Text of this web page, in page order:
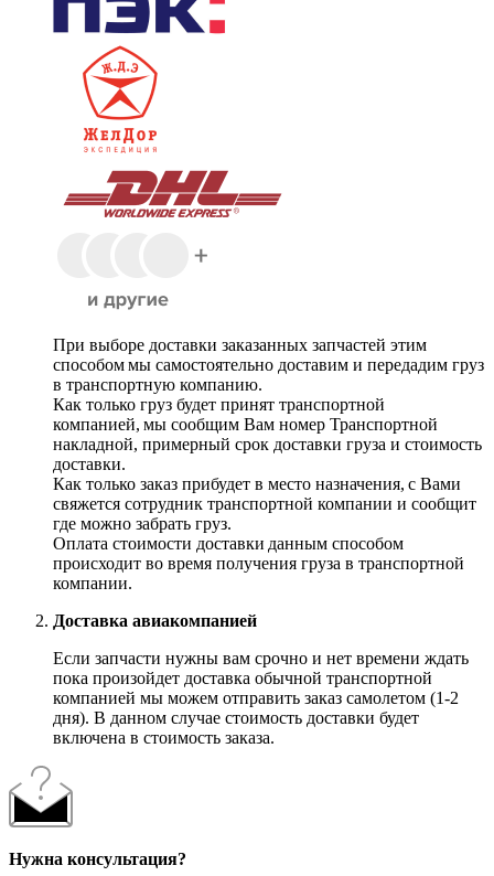
При выборе доставки заказанных запчастей этим
способом мы самостоятельно доставим и передадим груз
в транспортную компанию.
Как только груз будет принят транспортной
компанией, мы сообщим Вам номер Транспортной
накладной, примерный срок доставки груза и стоимость
доставки.
Как только заказ прибудет в место назначения, с Вами
свяжется сотрудник транспортной компании и сообщит
где можно забрать груз.
Оплата стоимости доставки данным способом
происходит во время получения груза в транспортной
компании.
Доставка авиакомпанией
Если запчасти нужны вам срочно и нет времени ждать
пока произойдет доставка обычной транспортной
компанией мы можем отправить заказ самолетом (1-2
дня). В данном случае стоимость доставки будет
включена в стоимость заказа.
Нужна консультация?